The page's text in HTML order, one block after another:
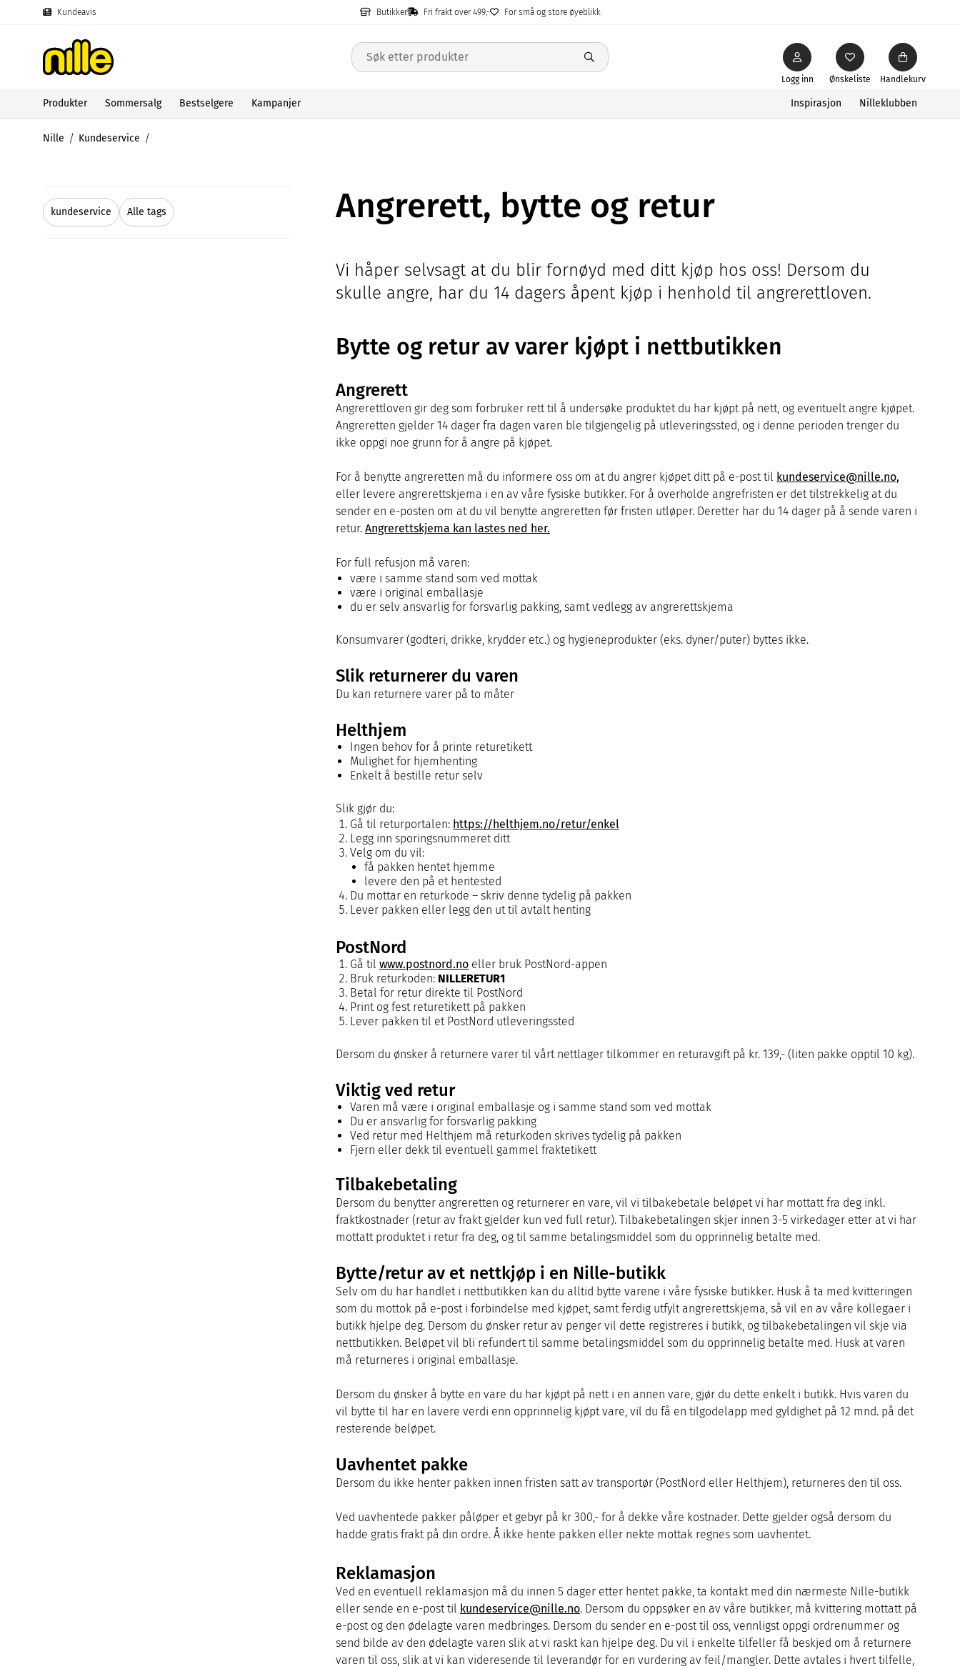
Kundeavis Butikker Fri frakt over 499,- For små og store øyeblikk
Ønskeliste
Logg inn Handlekurv
Produkter Sommersalg Bestselgere Kampanjer Inspirasjon Nilleklubben
Nille Kundeservice
kundeservice Alle tags Angrerett, bytte og retur
Vi håper selvsagt at du blir fornøyd med ditt kjøp hos oss! Dersom du
skulle angre, har du 14 dagers åpent kjøp i henhold til angrerettloven.
Bytte og retur av varer kjøpt i nettbutikken
Angrerett
Angrerettloven gir deg som forbruker rett til å undersøke produktet du har kjøpt på nett, og eventuelt angre kjøpet.
Angreretten gjelder 14 dager fra dagen varen ble tilgjengelig på utleveringssted, og i denne perioden trenger du
ikke oppgi noe grunn for å angre på kjøpet.
For å benytte angreretten må du informere oss om at du angrer kjøpet ditt på e-post til kundeservice@nille.no,
eller levere angrerettskjema i en av våre fysiske butikker. For å overholde angrefristen er det tilstrekkelig at du
sender en e-posten om at du vil benytte angreretten før fristen utløper. Deretter har du 14 dager på å sende varen i
retur. Angrerettskjema kan lastes ned her.
For full refusjon må varen:
være i samme stand som ved mottak
være i original emballasje
du er selv ansvarlig for forsvarlig pakking, samt vedlegg av angrerettskjema
Konsumvarer (godteri, drikke, krydder etc.) og hygieneprodukter (eks. dyner/puter) byttes ikke.
Slik returnerer du varen
Du kan returnere varer på to måter
Helthjem
Ingen behov for å printe returetikett
Mulighet for hjemhenting
Enkelt å bestille retur selv
Slik gjør du:
Gå til returportalen: https://helthjem.no/retur/enkel
Legg inn sporingsnummeret ditt
Velg om du vil:
få pakken hentet hjemme
levere den på et hentested
Du mottar en returkode – skriv denne tydelig på pakken
Lever pakken eller legg den ut til avtalt henting
PostNord
Gå til www.postnord.no eller bruk PostNord-appen
Bruk returkoden: NILLERETUR1
Betal for retur direkte til PostNord
Print og fest returetikett på pakken
Lever pakken til et PostNord utleveringssted
Dersom du ønsker å returnere varer til vårt nettlager tilkommer en returavgift på kr. 139,- (liten pakke opptil 10 kg).
Viktig ved retur
Varen må være i original emballasje og i samme stand som ved mottak
Du er ansvarlig for forsvarlig pakking
Ved retur med Helthjem må returkoden skrives tydelig på pakken
Fjern eller dekk til eventuell gammel fraktetikett
Tilbakebetaling
Dersom du benytter angreretten og returnerer en vare, vil vi tilbakebetale beløpet vi har mottatt fra deg inkl.
fraktkostnader (retur av frakt gjelder kun ved full retur). Tilbakebetalingen skjer innen 3-5 virkedager etter at vi har
mottatt produktet i retur fra deg, og til samme betalingsmiddel som du opprinnelig betalte med.
Bytte/retur av et nettkjøp i en Nille-butikk
Selv om du har handlet i nettbutikken kan du alltid bytte varene i våre fysiske butikker. Husk å ta med kvitteringen
som du mottok på e-post i forbindelse med kjøpet, samt ferdig utfylt angrerettskjema, så vil en av våre kollegaer i
butikk hjelpe deg. Dersom du ønsker retur av penger vil dette registreres i butikk, og tilbakebetalingen vil skje via
nettbutikken. Beløpet vil bli refundert til samme betalingsmiddel som du opprinnelig betalte med. Husk at varen
må returneres i original emballasje.
Dersom du ønsker å bytte en vare du har kjøpt på nett i en annen vare, gjør du dette enkelt i butikk. Hvis varen du
vil bytte til har en lavere verdi enn opprinnelig kjøpt vare, vil du få en tilgodelapp med gyldighet på 12 mnd. på det
resterende beløpet.
Uavhentet pakke
Dersom du ikke henter pakken innen fristen satt av transportør (PostNord eller Helthjem), returneres den til oss.
Ved uavhentede pakker påløper et gebyr på kr 300,- for å dekke våre kostnader. Dette gjelder også dersom du
hadde gratis frakt på din ordre. Å ikke hente pakken eller nekte mottak regnes som uavhentet.
Reklamasjon
Ved en eventuell reklamasjon må du innen 5 dager etter hentet pakke, ta kontakt med din nærmeste Nille-butikk
eller sende en e-post til kundeservice@nille.no. Dersom du oppsøker en av våre butikker, må kvittering mottatt på
e-post og den ødelagte varen medbringes. Dersom du sender en e-post til oss, vennligst oppgi ordrenummer og
send bilde av den ødelagte varen slik at vi raskt kan hjelpe deg. Du vil i enkelte tilfeller få beskjed om å returnere
varen til oss, slik at vi kan videresende til leverandør for en vurdering av feil/mangler. Dette avtales i hvert tilfelle,